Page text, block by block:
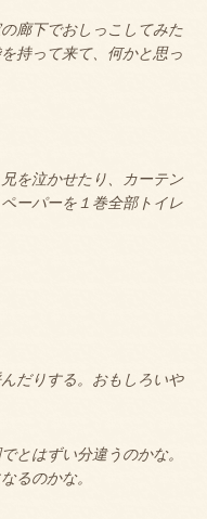
廊下でおしっこしてみた
持って来て、何かと思っ
を泣かせたり、カーテン
ーパーを１巻全部トイレ
だりする。おもしろいや
とはずい分違うのかな。
るのかな。